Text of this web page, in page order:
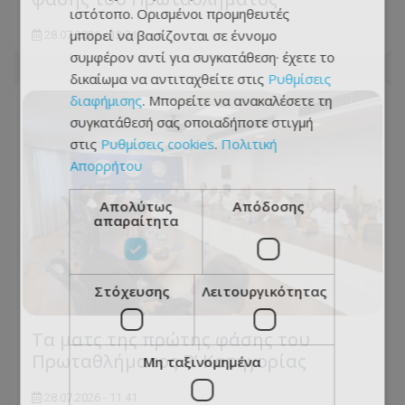
28.07.2026 - 12:21
Τα ματς της πρώτης φάσης του
Πρωταθλήματος Β’ Κατηγορίας
ιστότοπο. Ορισμένοι προμηθευτές
μπορεί να βασίζονται σε έννομο
συμφέρον αντί για συγκατάθεση· έχετε το
δικαίωμα να αντιταχθείτε στις Ρυθμίσεις
διαφήμισης. Μπορείτε να ανακαλέσετε τη
συγκατάθεσή σας οποιαδήποτε στιγμή
στις Ρυθμίσεις cookies. Πολιτική
Απορρήτου
Απολύτως
απαραίτητα
Απόδοσης
Στόχευσης Λειτουργικότητας
Μη ταξινομημένα